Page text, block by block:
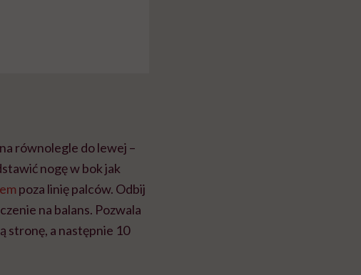
równolegle do lewej –
nogę w bok jak
poza linię palców. Odbij
na balans. Pozwala
stronę, a następnie 10